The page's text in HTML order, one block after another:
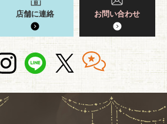
店舗に連絡 お問い合わせ